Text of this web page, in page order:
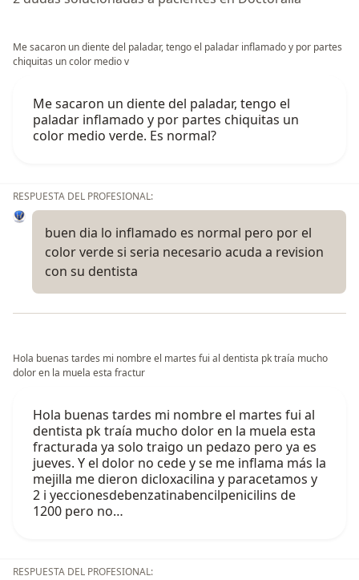
Me sacaron un diente del paladar, tengo el paladar inflamado y por partes
chiquitas un color medio v
Me sacaron un diente del paladar, tengo el
paladar inflamado y por partes chiquitas un
color medio verde. Es normal?
RESPUESTA DEL PROFESIONAL:
buen dia lo inflamado es normal pero por el
color verde si seria necesario acuda a revision
con su dentista
Hola buenas tardes mi nombre el martes fui al dentista pk traía mucho
dolor en la muela esta fractur
Hola buenas tardes mi nombre el martes fui al
dentista pk traía mucho dolor en la muela esta
fracturada ya solo traigo un pedazo pero ya es
jueves. Y el dolor no cede y se me inflama más la
mejilla me dieron dicloxacilina y paracetamos y
2 i yeccionesdebenzatinabencilpenicilins de
1200 pero no…
RESPUESTA DEL PROFESIONAL: